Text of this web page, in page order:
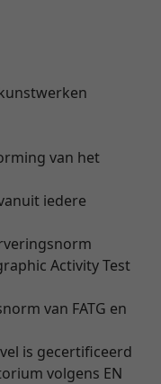
van het
iedere
Activity Test
van FATG en
is gecertificeerd
volgens EN